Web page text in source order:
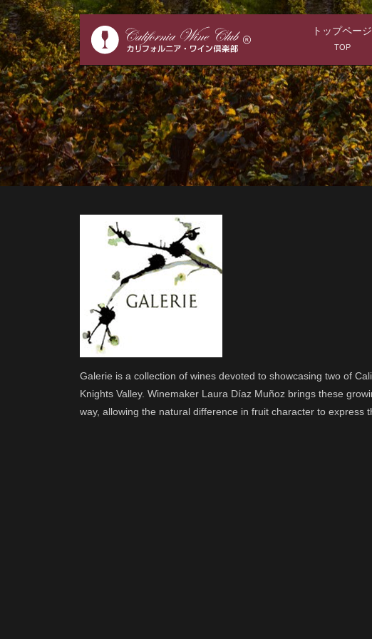
トップページ
TOP
Galerie is a collection of wines devoted to showcasing two of
Knights Valley. Winemaker Laura Díaz Muñoz brings these
way, allowing the natural difference in fruit character to express